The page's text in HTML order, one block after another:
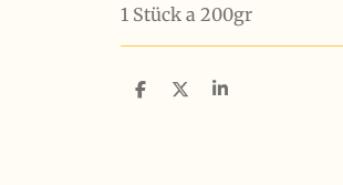
1 Stück a 200gr
T
T
T